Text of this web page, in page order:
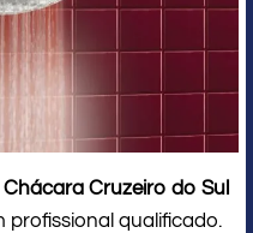
Cruzeiro do Sul
profissional qualificado.